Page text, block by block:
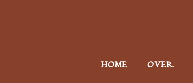
HOME OVER